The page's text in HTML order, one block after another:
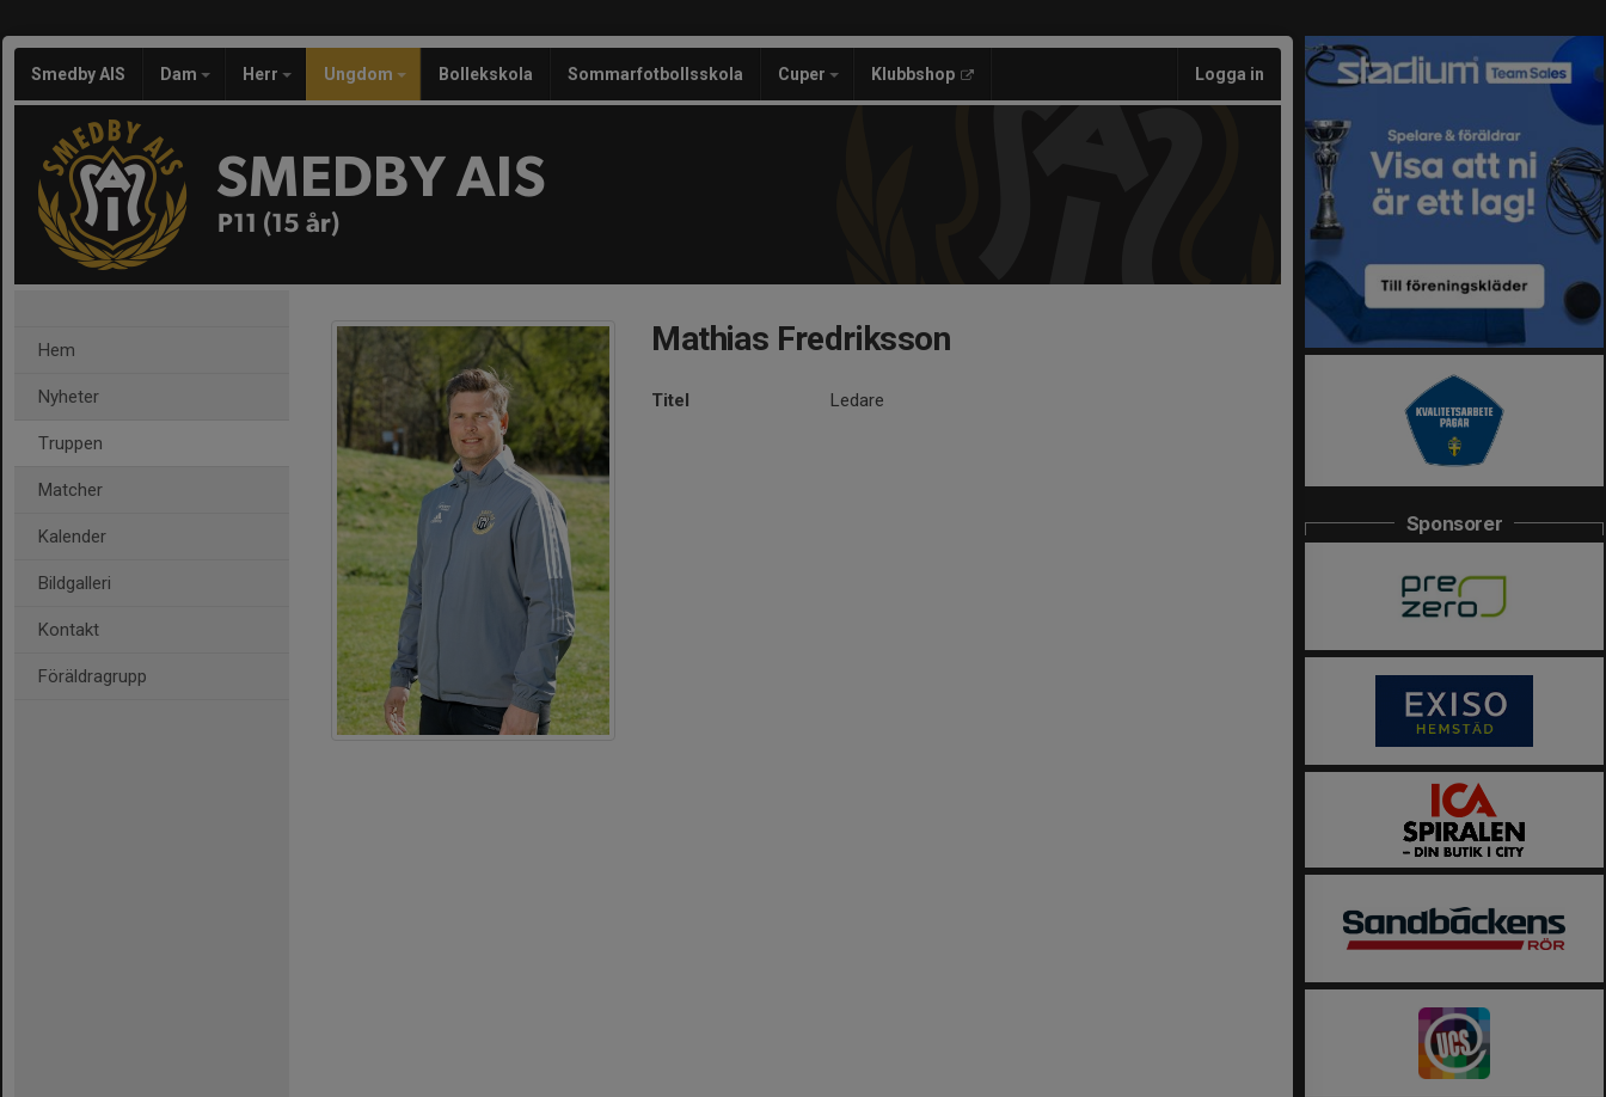
Smedby AIS Dam Herr Ungdom Bollekskola Sommarfotbollsskola Cuper Klubbshop Logga in
SMEDBY AIS
P11 (15 år)
Hem
Nyheter
Truppen
Matcher
Kalender
Bildgalleri
Kontakt
Föräldragrupp
Mathias Fredriksson
Titel Ledare
Sponsorer